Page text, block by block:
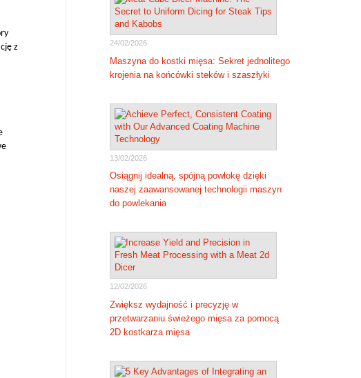
24/02/2026
Maszyna do kostki mięsa: Sekret jednolitego
krojenia na końcówki steków i szaszłyki
13/02/2026
Osiągnij idealną, spójną powłokę dzięki
naszej zaawansowanej technologii maszyn
do powlekania
12/02/2026
Zwiększ wydajność i precyzję w
przetwarzaniu świeżego mięsa za pomocą
2D kostkarza mięsa